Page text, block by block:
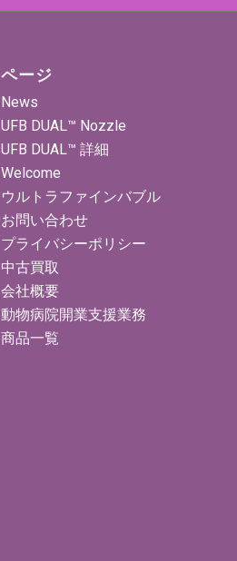
ページ
News
UFB DUAL™ Nozzle
UFB DUAL™ 詳細
Welcome
ウルトラファインバブル
お問い合わせ
プライバシーポリシー
中古買取
会社概要
動物病院開業支援業務
商品一覧